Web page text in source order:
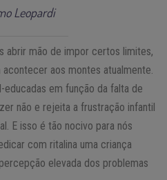
Leopardi
abrir mão de impor certos limites,
aos montes atualmente.
educadas em função da falta de
não e rejeita a frustração infantil
E isso é tão nocivo para nós
com ritalina uma criança
elevada dos problemas